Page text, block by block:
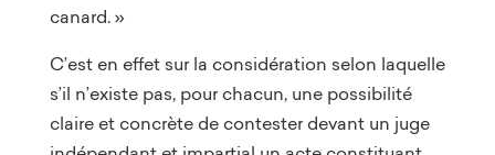
canard. »
C’est en effet sur la considération selon laquelle
s’il n’existe pas, pour chacun, une possibilité
claire et concrète de contester devant un juge